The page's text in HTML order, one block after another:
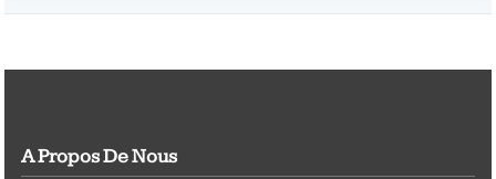
A Propos De Nous